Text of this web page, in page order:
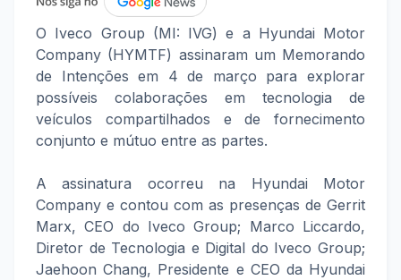
O Iveco Group (MI: IVG) e a Hyundai Motor
Company (HYMTF) assinaram um Memorando
de Intenções em 4 de março para explorar
possíveis colaborações em tecnologia de
veículos compartilhados e de fornecimento
conjunto e mútuo entre as partes.
A assinatura ocorreu na Hyundai Motor
Company e contou com as presenças de Gerrit
Marx, CEO do Iveco Group; Marco Liccardo,
Diretor de Tecnologia e Digital do Iveco Group;
Jaehoon Chang, Presidente e CEO da Hyundai